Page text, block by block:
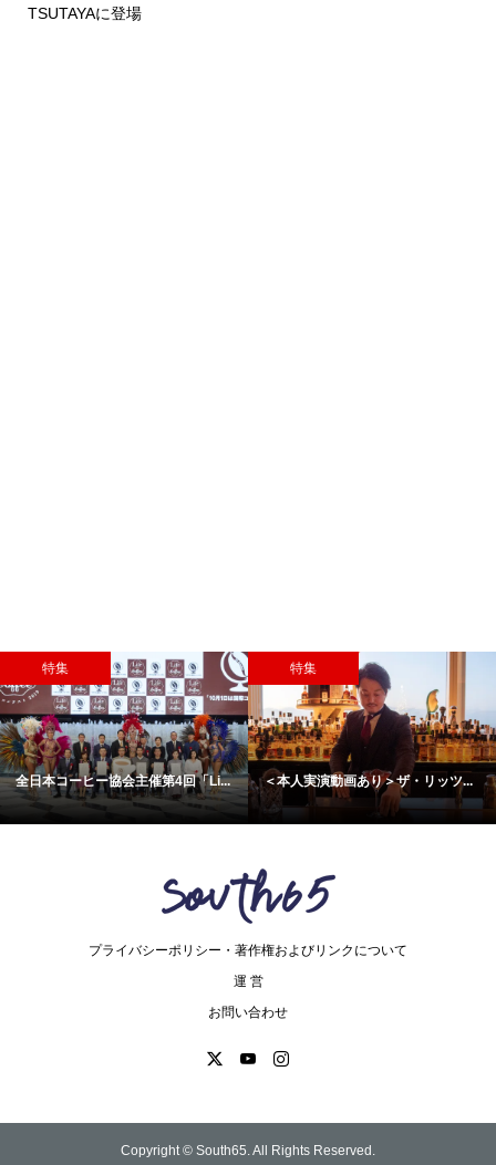
TSUTAYAに登場
主催第4回「Li...
特集
＜本人実演動画あり＞ザ・リッツ... 動画で見たらすぐ
プライバシーポリシー・著作権およびリンクについて
運 営
お問い合わせ
Copyright © South65. All Rights Reserved.